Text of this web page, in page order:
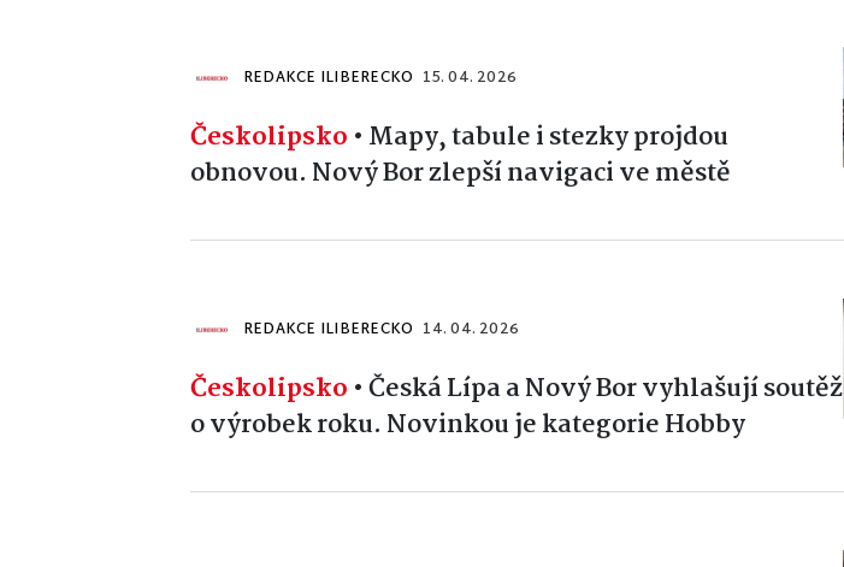
REDAKCE ILIBERECKO 15. 04. 2026
Českolipsko • Mapy, tabule i stezky projdou
obnovou. Nový Bor zlepší navigaci ve městě
REDAKCE ILIBERECKO 14. 04. 2026
Českolipsko •Česká Lípa a Nový Bor vyhlašují soutěž
o výrobek roku. Novinkou je kategorie Hobby